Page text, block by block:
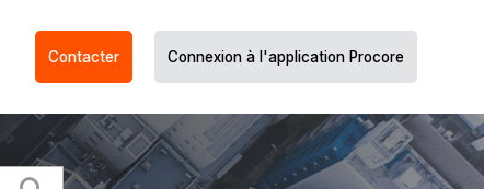
Contacter Connexion à l'application Procore